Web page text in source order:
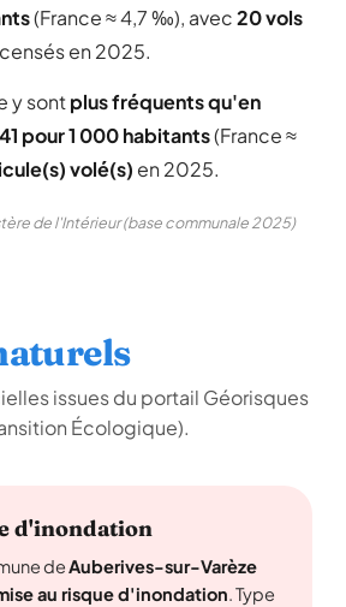
(France ≈ 4,7 ‰), avec20 vols
en 2025.
y sontplus fréquents qu'en
pour 1 000 habitants(France ≈
volé(s) en 2025.
de l'Intérieur (base communale 2025)
issues du portail Géorisques
Écologique).
d'inondation
deAuberives-sur-Varèze
au risque d'inondation. Type